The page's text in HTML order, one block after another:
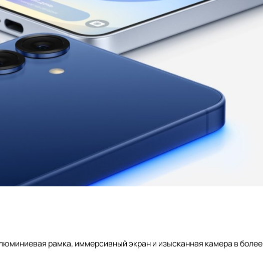
рамка, иммерсивный экран и изысканная камера в более